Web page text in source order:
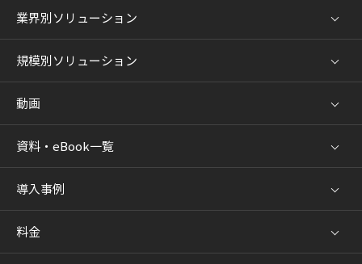
業界別ソリューション
規模別ソリューション
動画
資料・eBook一覧
導入事例
料金